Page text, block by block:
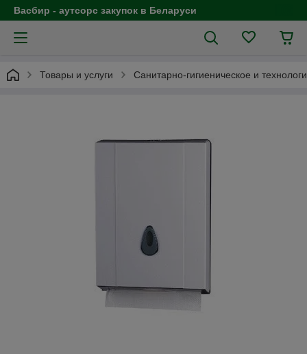
Васбир - аутсорс закупок в Беларуси
Товары и услуги Санитарно-гигиеническое и